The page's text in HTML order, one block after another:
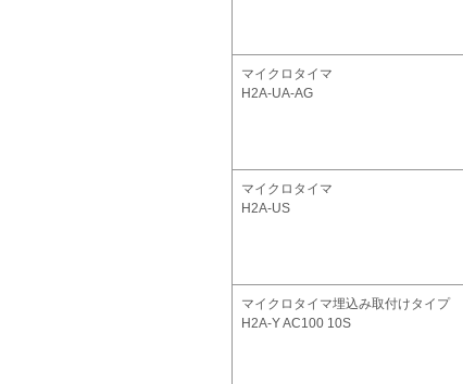
マイクロタイマ
H2A-UA-AG
マイクロタイマ
H2A-US
マイクロタイマ埋込み取付けタイプ
H2A-Y AC100 10S